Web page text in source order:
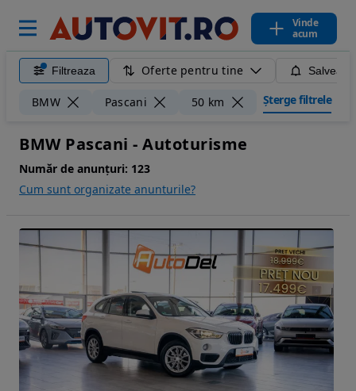
Vinde
acum
Filtreaza Oferte pentru tine
BMW Pascani 50 km Șterge filtrele
BMW Pascani - Autoturisme
Număr de anunțuri: 123
Cum sunt organizate anunturile?